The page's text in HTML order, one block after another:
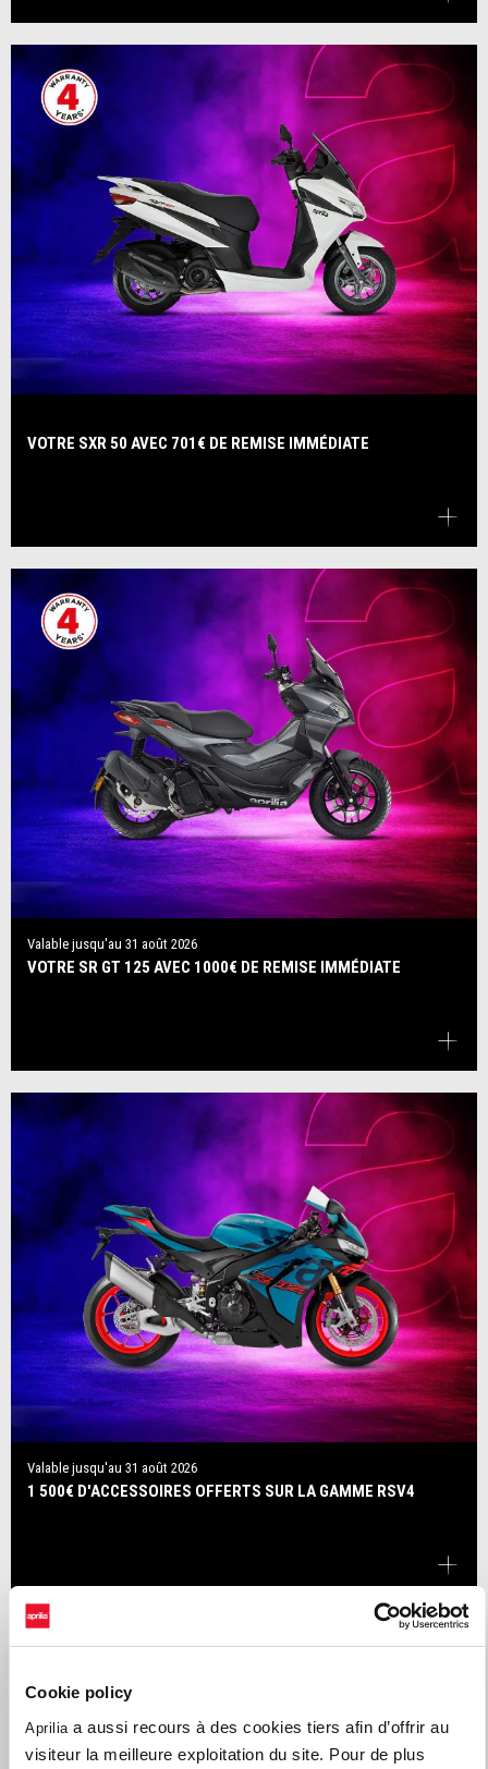
Cookie policy
Aprilia a aussi recours à des cookies tiers afin d’offrir au
visiteur la meilleure exploitation du site. Pour de plus
VOTRE SXR 50 AVEC 701€ DE REMISE IMMÉDIATE
Valable jusqu'au 31 août 2026
VOTRE SR GT 125 AVEC 1000€ DE REMISE IMMÉDIATE
Valable jusqu'au 31 août 2026
1 500€ D'ACCESSOIRES OFFERTS SUR LA GAMME RSV4